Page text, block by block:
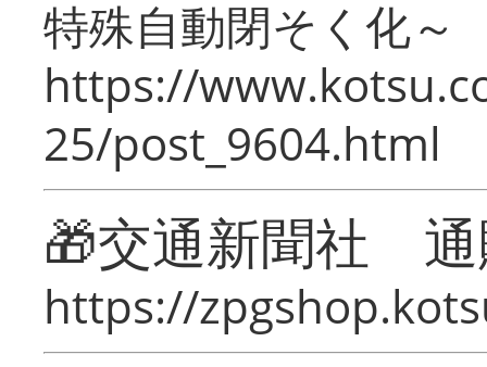
特殊自動閉そく化～
https://
25/post_9604.html
🎁交通新聞社
https://